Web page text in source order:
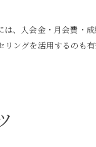
対策ポイント
の見直し方
き費用確認
、入会金・月会費・
ングを活用するのも